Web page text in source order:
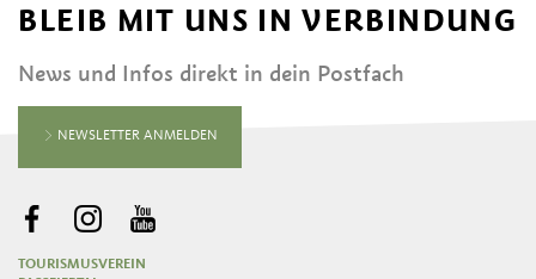
BLEIB MIT UNS IN VERBINDUNG
News und Infos direkt in dein Postfach
NEWSLETTER ANMELDEN
TOURISMUSVEREIN